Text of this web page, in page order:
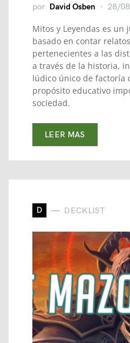
por David Osben 28/
Mitos y Leyendas es un
basado en contar
pertenecientes a las
a través de la historia,
lúdico único de factoría
propósito educativo
sociedad.
LEER MAS
D DECKLIST